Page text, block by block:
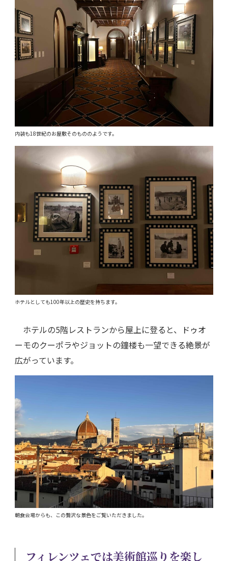
内装も18世紀のお屋敷そのもののようです。
ホテルとしても100年以上の歴史を持ちます。
ホテルの5階レストランから屋上に登ると、ドゥオ
ーモのクーポラやジョットの鐘楼も一望できる絶景が
広がっています。
朝食会場からも、この贅沢な景色をご覧いただきました。
フィレンツェでは美術館巡りを楽し